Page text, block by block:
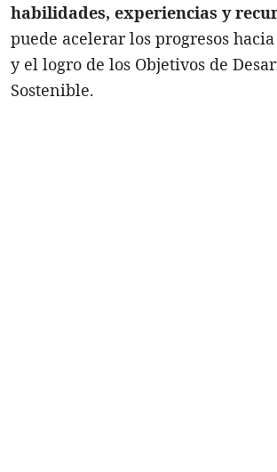
habilidades, experiencias y
puede acelerar los progresos
y el logro de los Objetivos de
Sostenible.